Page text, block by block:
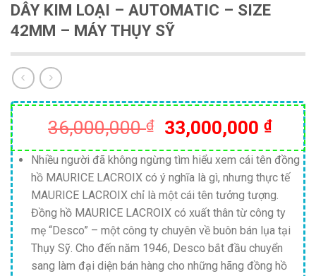
DÂY KIM LOẠI – AUTOMATIC – SIZE
42MM – MÁY THỤY SỸ
36,000,000₫
Giá
gốc
là:
36,000,000 ₫.
33,000,000 ₫Giá
hiện
tại
là:
Nhiều người đã không ngừng tìm hiểu xem cái tên đồng
hồ MAURICE LACROIX có ý nghĩa là gì, nhưng thực tế
MAURICE LACROIX chỉ là một cái tên tưởng tượng.
Đồng hồ MAURICE LACROIX có xuất thân từ công ty
mẹ “Desco” – một công ty chuyên về buôn bán lụa tại
Thụy Sỹ. Cho đến năm 1946, Desco bắt đầu chuyển
sang làm đại diện bán hàng cho những hãng đồng hồ